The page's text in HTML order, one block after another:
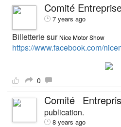
Comité
7 years ago
Billetterie sur Nice Motor Show
https://www.facebook.com/
0
Comité
publication.
8 years ago